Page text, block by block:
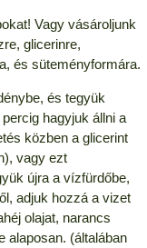
Vagy vásároljunk
glicerinre,
és süteményformára.
és tegyük
hagyjuk állni a
közben a glicerint
vagy ezt
újra a vízfürdőbe,
adjuk hozzá a vizet
olajat, narancs
alaposan. (általában